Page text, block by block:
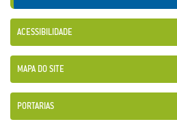
ACESSIBILIDADE
MAPA DO SITE
PORTARIAS